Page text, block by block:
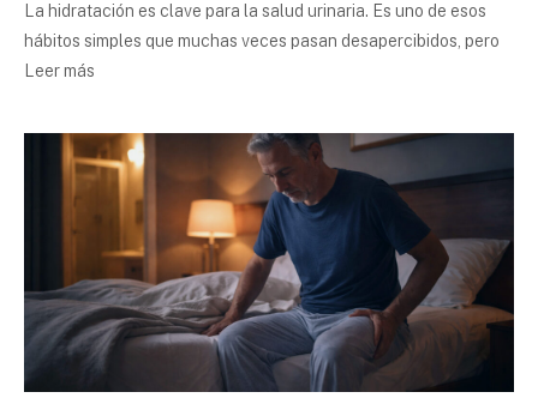
La hidratación es clave para la salud urinaria. Es uno de esos
hábitos simples que muchas veces pasan desapercibidos, pero
Leer más